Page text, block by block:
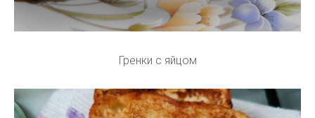
Гренки с яйцом